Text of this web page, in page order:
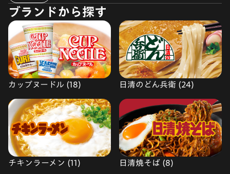
ブランドから探す
カップヌードル (18) 日清のどん兵衛 (24)
チキンラーメン (11) 日清焼そば (8)